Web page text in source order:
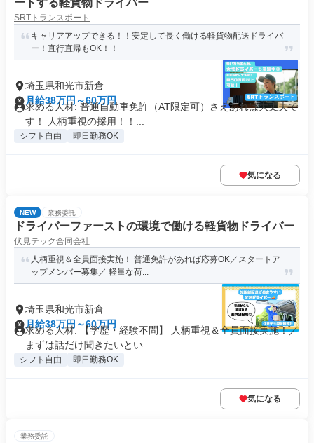
ートする軽貨物ドライバー
SRTトランスポート
キャリアアップできる！！安定して長く働ける軽貨物配送ドライバ
ー！直行直帰もOK！！
埼玉県和光市新倉
月給38万円～60万円
求める人材: 普通自動車免許（AT限定可）さえあれば大丈夫で
す！ 人柄重視の採用！！...
シフト自由 即日勤務OK
気になる
NEW 業務委託
ドライバーファーストの環境で働ける軽貨物ドライバー
伏見テック合同会社
人柄重視＆全員面接実施！ 普通免許があれば応募OK／スタートア
ップメンバー募集／ 軽量な荷...
埼玉県和光市新倉
月給38万円～60万円
求める人材: 【学歴・経験不問】 人柄重視＆全員面接実施！／
まずは話だけ聞きたいとい...
シフト自由 即日勤務OK
気になる
業務委託